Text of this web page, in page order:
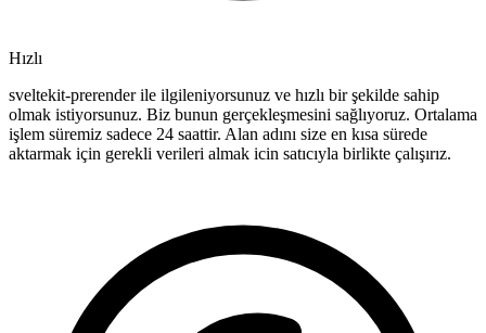
Hızlı
sveltekit-prerender ile ilgileniyorsunuz ve hızlı bir şekilde sahip
olmak istiyorsunuz. Biz bunun gerçekleşmesini sağlıyoruz. Ortalama
işlem süremiz sadece 24 saattir. Alan adını size en kısa sürede
aktarmak için gerekli verileri almak icin satıcıyla birlikte çalışırız.